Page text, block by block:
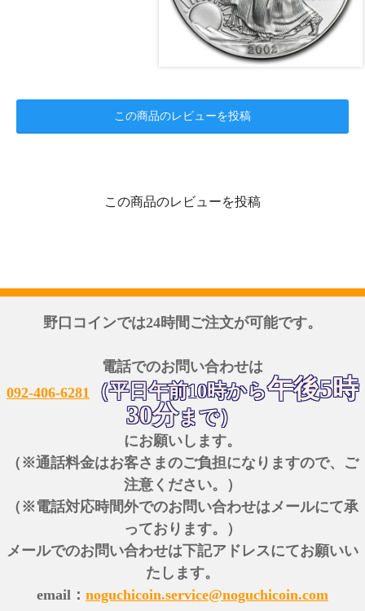
この商品のレビューを投稿
この商品のレビューを投稿
野口コインでは24時間ご注文が可能です。
電話でのお問い合わせは
092-406-6281
（平日午前10時から午後5時
30分まで）
にお願いします。
（※通話料金はお客さまのご負担になりますので、ご
注意ください。）
（※電話対応時間外でのお問い合わせはメールにて承
っております。）
メールでのお問い合わせは下記アドレスにてお願いい
たします。
email： noguchicoin.service@noguchicoin.com